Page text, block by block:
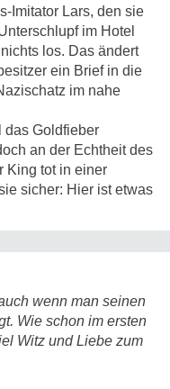
Imitator Lars, den sie
im Hotel
los. Das ändert
ein Brief in die
im nahe
das Goldfieber
an der Echtheit des
King tot in einer
sicher: Hier ist etwas
wenn man seinen
Wie schon im ersten
Witz und Liebe zum